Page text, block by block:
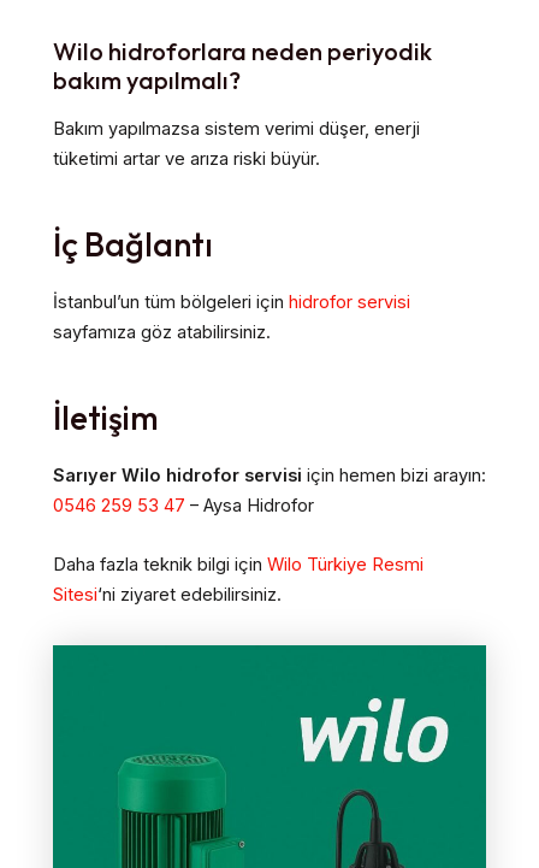
Wilo hidroforlara neden periyodik
bakım yapılmalı?
Bakım yapılmazsa sistem verimi düşer, enerji
tüketimi artar ve arıza riski büyür.
İç Bağlantı
İstanbul’un tüm bölgeleri için hidrofor servisi
sayfamıza göz atabilirsiniz.
İletişim
Sarıyer Wilo hidrofor servisi için hemen bizi arayın:
0546 259 53 47 – Aysa Hidrofor
Daha fazla teknik bilgi için Wilo Türkiye Resmi
Sitesi‘ni ziyaret edebilirsiniz.